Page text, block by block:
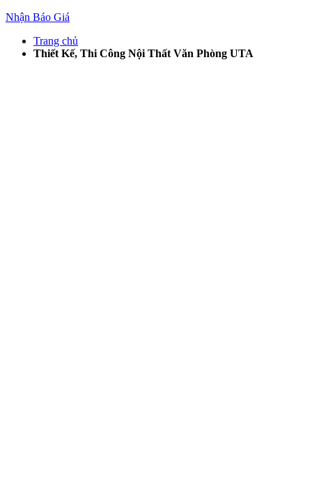
Nhận Báo Giá
Trang chủ
Thiết Kế, Thi Công Nội Thất Văn Phòng UTA